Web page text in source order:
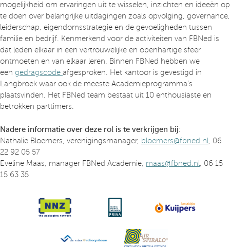
mogelijkheid om ervaringen uit te wisselen, inzichten en ideeën op
te doen over belangrijke uitdagingen zoals opvolging, governance,
leiderschap, eigendomsstrategie en de gevoeligheden tussen
familie en bedrijf. Kenmerkend voor de activiteiten van FBNed is
dat leden elkaar in een vertrouwelijke en openhartige sfeer
ontmoeten en van elkaar leren. Binnen FBNed hebben we
een gedragscode afgesproken. Het kantoor is gevestigd in
Langbroek waar ook de meeste Academieprogramma’s
plaatsvinden. Het FBNed team bestaat uit 10 enthousiaste en
betrokken parttimers.
Nadere informatie over deze rol is te verkrijgen bij:
Nathalie Bloemers, verenigingsmanager, bloemers@fbned.nl
, 06
22 92 05 57
Eveline Maas, manager FBNed Academie, maas@fbned.nl
, 06 15
15 63 35